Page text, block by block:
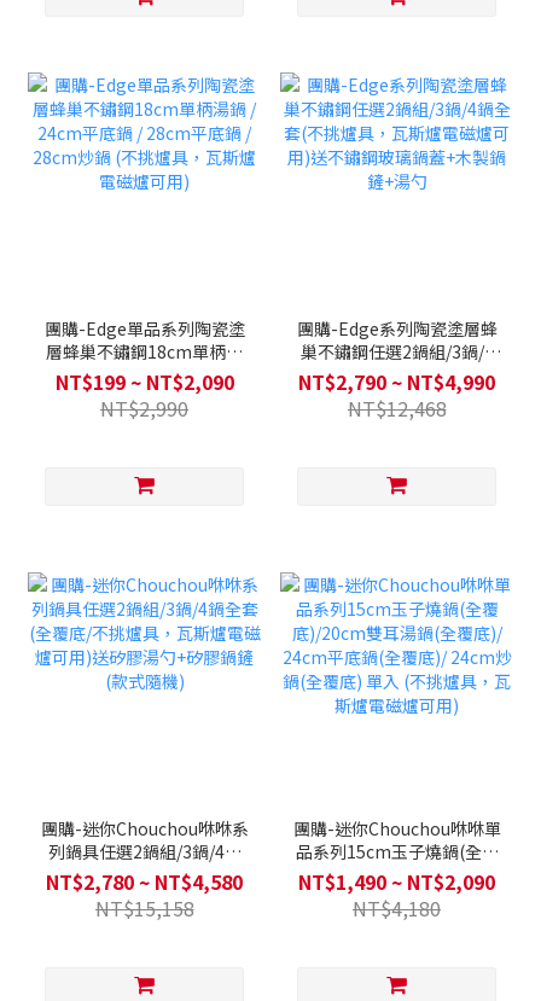
團購-Edge單品系列陶瓷塗
層蜂巢不鏽鋼18cm單柄湯
鍋 / 24cm平底鍋 / 28cm平
底鍋 / 28cm炒鍋 (不挑爐
具，瓦斯爐電磁爐可用)
NT$199 ~ NT$2,090
NT$2,990
團購-Edge系列陶瓷塗層蜂
巢不鏽鋼任選2鍋組/3鍋/4
鍋全套(不挑爐具，瓦斯爐電
磁爐可用)送不鏽鋼玻璃鍋蓋
+木製鍋鏟+湯勺
NT$2,790 ~ NT$4,990
NT$12,468
團購-迷你Chouchou咻咻系
列鍋具任選2鍋組/3鍋/4鍋
全套 (全覆底/不挑爐具，瓦
斯爐電磁爐可用)送矽膠湯勺
+矽膠鍋鏟(款式隨機)
NT$2,780 ~ NT$4,580
NT$15,158
團購-迷你Chouchou咻咻單
品系列15cm玉子燒鍋(全覆
底)/20cm雙耳湯鍋(全覆
底)/ 24cm平底鍋(全覆底)/
24cm炒鍋(全覆底) 單入 (不
NT$1,490 ~ NT$2,090
NT$4,180